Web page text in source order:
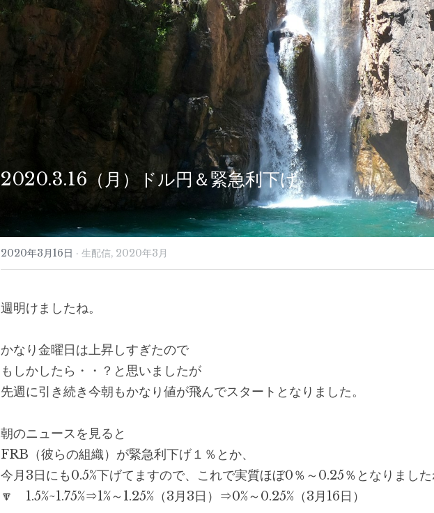
2020.3.16（月）ドル円＆緊急利下げ
2020年3月16日 · 生配信, 2020年3月
週明けましたね。
かなり金曜日は上昇しすぎたので
もしかしたら・・？と思いましたが
先週に引き続き今朝もかなり値が飛んでスタートとなりました。
朝のニュースを見ると
FRB（彼らの組織）が緊急利下げ１％とか、
今月3日にも0.5%下げてますので、これで実質ほぼ0％～0.25％となりました
🔽　1.5%~1.75%⇒1%～1.25%（3月3日）⇒0%～0.25%（3月16日）